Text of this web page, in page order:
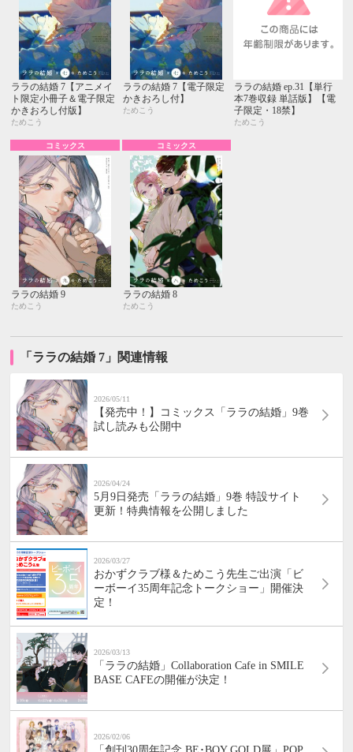
ララの結婚 7【アニメイ
ト限定小冊子＆電子限定
かきおろし付版】
ためこう
ララの結婚 7【電子限定
かきおろし付】
ためこう
ララの結婚 ep.31【単行
本7巻収録 単話版】【電
子限定・18禁】
ためこう
コミックス
ララの結婚 9
ためこう
コミックス
ララの結婚 8
ためこう
「ララの結婚 7」関連情報
2026/05/11
【発売中！】コミックス「ララの結婚」9巻
試し読みも公開中
2026/04/24
5月9日発売「ララの結婚」9巻 特設サイト
更新！特典情報を公開しました
2026/03/27
おかずクラブ様＆ためこう先生ご出演「ビ
ーボーイ35周年記念トークショー」開催決
定！
2026/03/13
「ララの結婚」Collaboration Cafe in SMILE
BASE CAFEの開催が決定！
2026/02/06